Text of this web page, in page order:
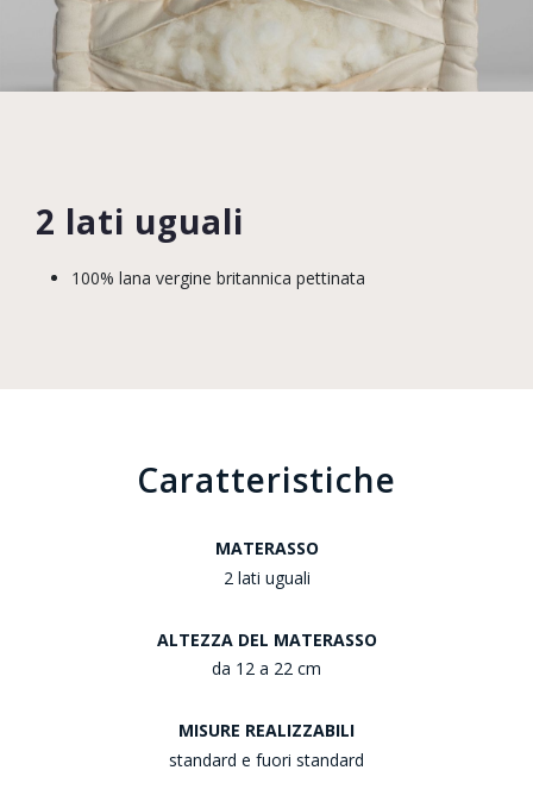
2 lati uguali
100% lana vergine britannica pettinata
Caratteristiche
MATERASSO
2 lati uguali
ALTEZZA DEL MATERASSO
da 12 a 22 cm
MISURE REALIZZABILI
standard e fuori standard